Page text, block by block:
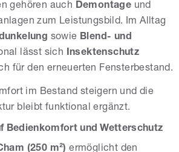
gehören auch Demontage und
zum Leistungsbild. Im Alltag
sowie Blend- und
lässt sich Insektenschutz
für den erneuerten Fensterbestand.
im Bestand steigern und die
bleibt funktional ergänzt.
Bedienkomfort und Wetterschutz
(250 m²) ermöglicht den